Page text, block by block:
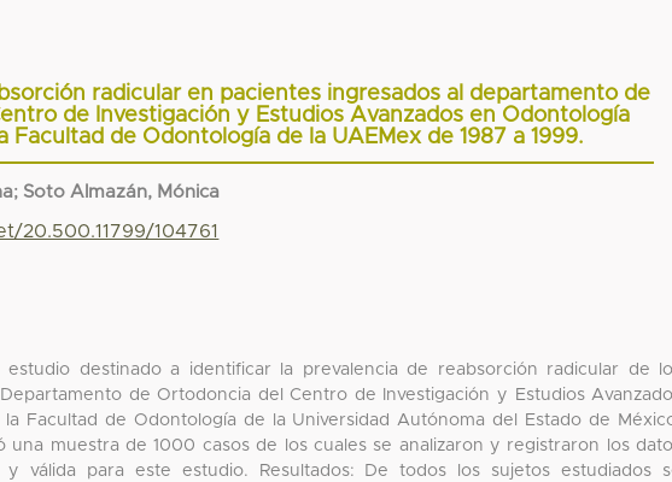
radicular en pacientes ingresados al departamento de
de Investigación y Estudios Avanzados en Odontología
Facultad de Odontología de la UAEMex de 1987 a 1999.
; Soto Almazán, Mónica
20.500.11799/104761
estudio destinado a identificar la prevalencia de reabsorción radicular de
de Ortodoncia del Centro de Investigación y Estudios
Facultad de Odontología de la Universidad Autónoma del Estado de
una muestra de 1000 casos de los cuales se analizaron y registraron los
y válida para este estudio. Resultados: De todos los sujetos estudiados